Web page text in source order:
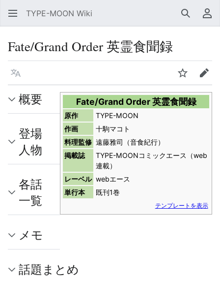
TYPE-MOON Wiki 検索 利
Fate/Grand Order 英霊食聞録
言語 ウォッチ編集
Fate/Grand Order 英霊食聞録
原作
TYPE-MOON
作画
十駒マコト
料理監修 遠藤雅司（音食紀行）
掲載誌
TYPE-MOONコミックエース（web
連載）
レーベル webエース
単行本
既刊1巻
テンプレートを表示
概要
登場
人物
各話
一覧
メモ
話題まとめ